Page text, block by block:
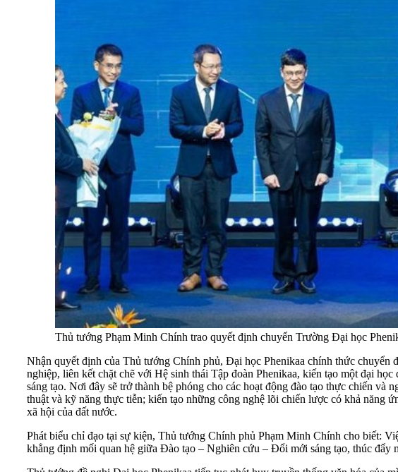
Thủ tướng Phạm Minh Chính trao quyết định chuyển Trường Đại học
Nhận quyết định của Thủ tướng Chính phủ, Đại học Phenikaa chính thức
nghiệp, liên kết chặt chẽ với Hệ sinh thái Tập đoàn Phenikaa, kiến tạo một đại
sáng tạo. Nơi đây sẽ trở thành bệ phóng cho các hoạt động đào tạo thực chiến
thuật và kỹ năng thực tiễn; kiến tạo những công nghệ lõi chiến lược có khả năng
xã hội của đất nước.
Phát biểu chỉ đạo tại sự kiện, Thủ tướng Chính phủ Phạm Minh Chính cho biết:
khẳng định mối quan hệ giữa Đào tạo – Nghiên cứu – Đổi mới sáng tạo, thúc đẩy